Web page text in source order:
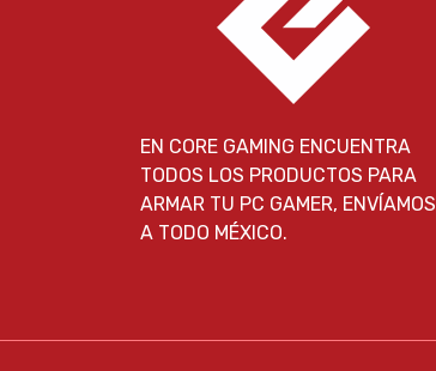
EN CORE GAMING ENCUENTRA
TODOS LOS PRODUCTOS PARA
ARMAR TU PC GAMER, ENVÍAMOS
A TODO MÉXICO.